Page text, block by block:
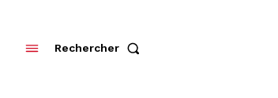
Rechercher